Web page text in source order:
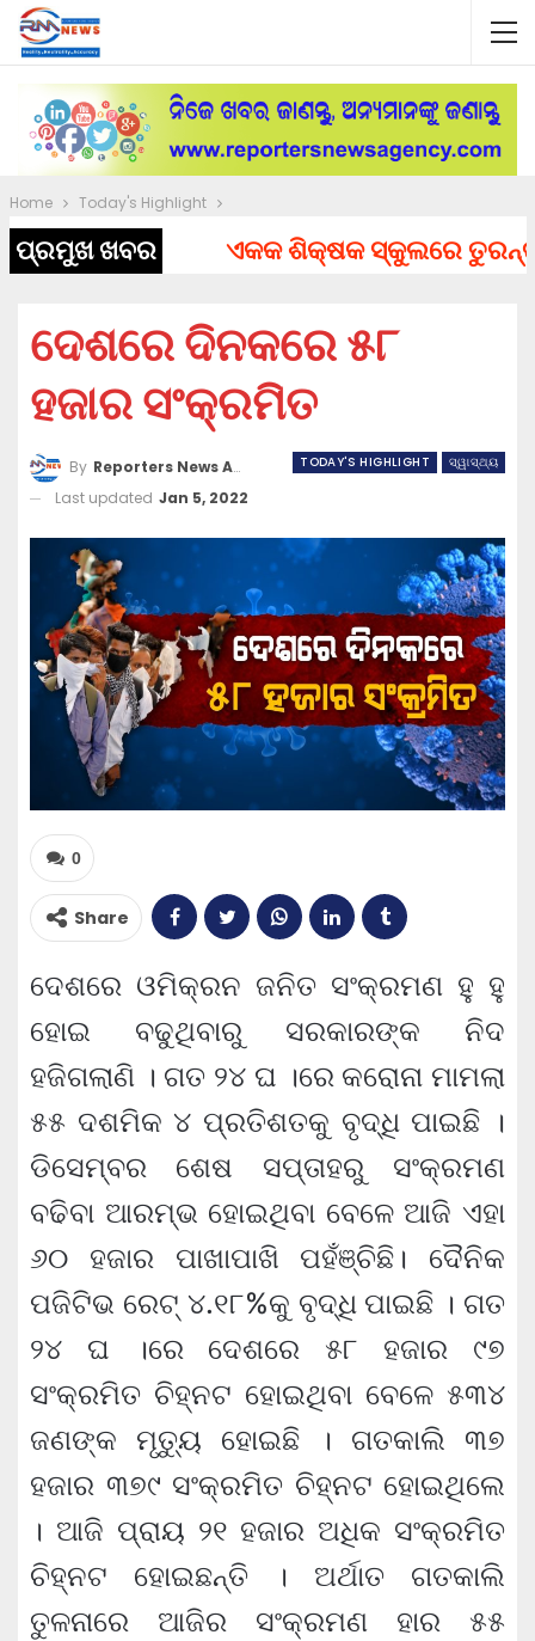
Home Today's Highlight
ପ୍ରମୁଖ ଖବର ଏକକ ଶିକ୍ଷକ ସ୍କୁଲରେ ତୁରନ୍ତ
ଦେଶରେ ଦିନକରେ ୫୮
ହଜାର ସଂକ୍ରମିତ
TODAY'S HIGHLIGHT ସ୍ୱାସ୍ଥ୍ୟ
By Reporters News Agency
Last updated Jan 5, 2022
0
Share
ଦେଶରେ ଓମିକ୍ରନ ଜନିତ ସଂକ୍ରମଣ ହୁ ହୁ
ହୋଇ ବଢୁଥିବାରୁ ସରକାରଙ୍କ ନିଦ
ହଜିଗଲାଣି । ଗତ ୨୪ ଘ ।ରେ କରୋନା ମାମଲା
୫୫ ଦଶମିକ ୪ ପ୍ରତିଶତକୁ ବୃଦ୍ଧି ପାଇଛି ।
ଡିସେମ୍ବର ଶେଷ ସପ୍ତାହରୁ ସଂକ୍ରମଣ
ବଢିବା ଆରମ୍ଭ ହୋଇଥିବା ବେଳେ ଆଜି ଏହା
୬୦ ହଜାର ପାଖାପାଖି ପହଁଞ୍ଚିଛି। ଦୈନିକ
ପଜିଟିଭ ରେଟ୍‌ ୪.୧୮%କୁ ବୃଦ୍ଧି ପାଇଛି । ଗତ
୨୪ ଘ ।ରେ ଦେଶରେ ୫୮ ହଜାର ୯୭
ସଂକ୍ରମିତ ଚିହ୍ନଟ ହୋଇଥିବା ବେଳେ ୫୩୪
ଜଣଙ୍କ ମୃତ୍ୟୁ ହୋଇଛି । ଗତକାଲି ୩୭
ହଜାର ୩୭୯ ସଂକ୍ରମିତ ଚିହ୍ନଟ ହୋଇଥିଲେ
। ଆଜି ପ୍ରାୟ ୨୧ ହଜାର ଅଧିକ ସଂକ୍ରମିତ
ଚିହ୍ନଟ ହୋଇଛନ୍ତି । ଅର୍ଥାତ ଗତକାଲି
ତୁଳନାରେ ଆଜିର ସଂକ୍ରମଣ ହାର ୫୫